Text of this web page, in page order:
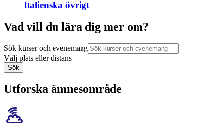
Italienska övrigt
Vad vill du lära dig mer om?
Sök kurser och evenemang
Välj plats eller distans
Sök
Utforska ämnesområde